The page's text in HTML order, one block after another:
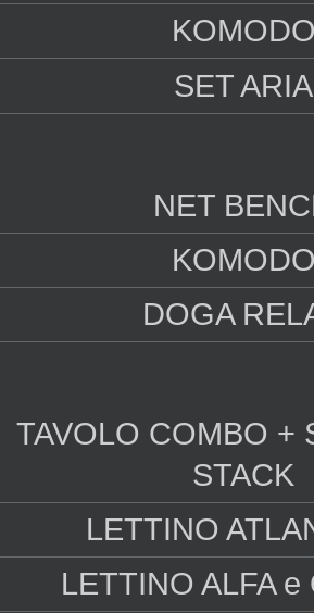
KOMODO
SET ARIA
NET
KOMODO
DOGA
TAVOLO COMBO +
STACK
LETTINO
LETTINO ALFA e